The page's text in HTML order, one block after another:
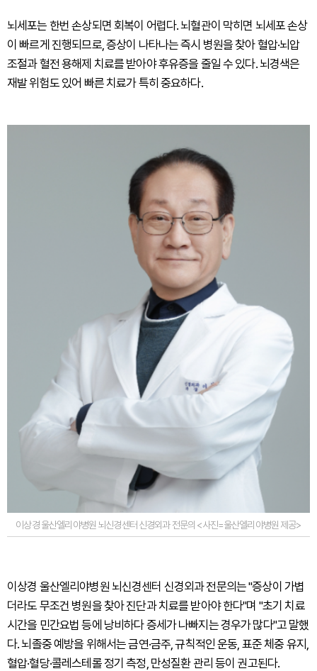
뇌세포는 한번 손상되면 회복이 어렵다. 뇌혈관이 막히면 뇌세포 손상
이 빠르게 진행되므로, 증상이 나타나는 즉시 병원을 찾아 혈압·뇌압
조절과 혈전 용해제 치료를 받아야 후유증을 줄일 수 있다. 뇌경색은
재발 위험도 있어 빠른 치료가 특히 중요하다.
이상경 울산엘리야병원 뇌신경센터 신경외과 전문의 <사진=울산엘리야병원 제공>
이상경 울산엘리야병원 뇌신경센터 신경외과 전문의는 "증상이 가볍
더라도 무조건 병원을 찾아 진단과 치료를 받아야 한다"며 "초기 치료
시간을 민간요법 등에 낭비하다 증세가 나빠지는 경우가 많다"고 말했
다. 뇌졸중 예방을 위해서는 금연·금주, 규칙적인 운동, 표준 체중 유지,
혈압·혈당·콜레스테롤 정기 측정, 만성질환 관리 등이 권고된다.